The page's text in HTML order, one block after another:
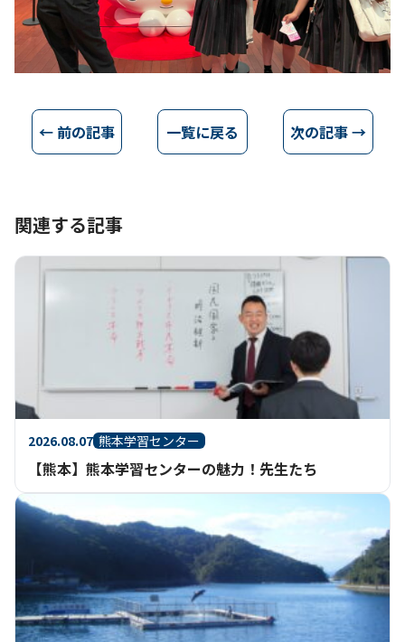
← 前の記事 一覧に戻る 次の記事 →
関連する記事
2026.08.07 熊本学習センター
【熊本】熊本学習センターの魅力！先生たち